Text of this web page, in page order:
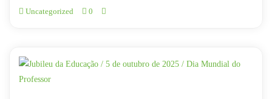
Uncategorized 0